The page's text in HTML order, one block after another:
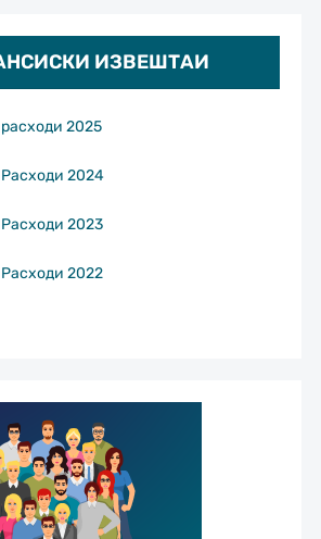
ИЗВЕШТАИ
2025
2024
2023
2022